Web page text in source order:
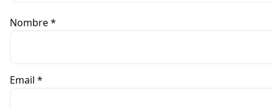
Nombre*
Email *